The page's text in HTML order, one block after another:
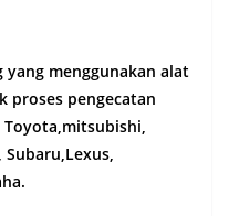
menggunakan alat
proses pengecatan